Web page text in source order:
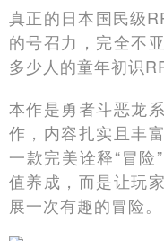
真正的日本国民级
的号召力，完全不
多少人的童年初识
本作是勇者斗恶龙
作，内容扎实且丰
一款完美诠释“冒
值养成，而是让玩
展一次有趣的冒险。